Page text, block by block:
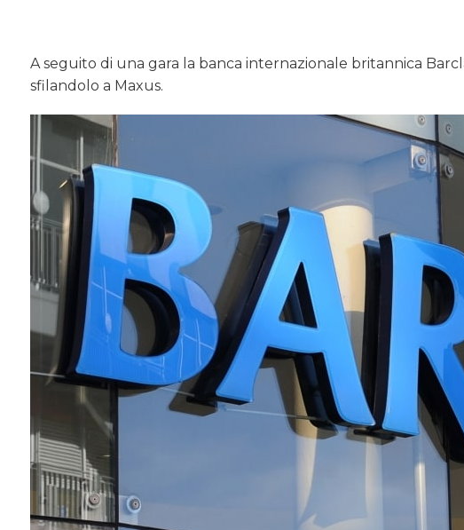
A seguito di una gara la banca internazionale britannica
sfilandolo a Maxus.